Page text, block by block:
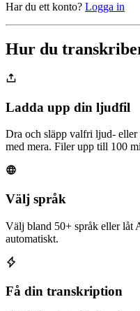
Har du ett konto? Logga in
Hur du
Ladda upp din ljudfil
Dra och släpp valfri ljud-
med mera. Filer upp till 100
Välj språk
Välj bland 50+ språk eller låt
automatiskt.
Få din transkription